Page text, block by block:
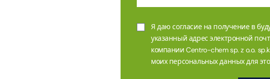
Я даю согласие на получение в
указанный адрес электронной
компании Centro-chem sp. z o.o.
моих персональных данных для